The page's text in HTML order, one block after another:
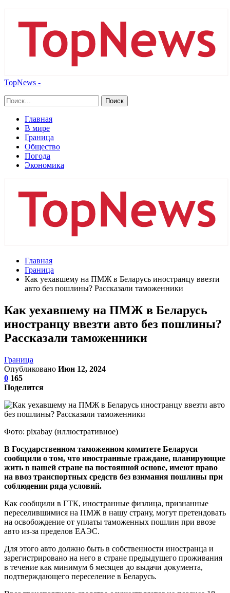
TopNews -
Главная
В мире
Граница
Общество
Погода
Экономика
Главная
Граница
Как уехавшему на ПМЖ в Беларусь иностранцу ввезти
авто без пошлины? Рассказали таможенники
Как уехавшему на ПМЖ в Беларусь
иностранцу ввезти авто без пошлины?
Рассказали таможенники
Граница
Опубликовано Июн 12, 2024
0 165
Поделится
Фото: pixabay (иллюстративное)
В Государственном таможенном комитете Беларуси
сообщили о том, что иностранные граждане, планирующие
жить в нашей стране на постоянной основе, имеют право
на ввоз транспортных средств без взимания пошлины при
соблюдении ряда условий.
Как сообщили в ГТК, иностранные физлица, признанные
переселившимися на ПМЖ в нашу страну, могут претендовать
на освобождение от уплаты таможенных пошлин при ввозе
авто из-за пределов ЕАЭС.
Для этого авто должно быть в собственности иностранца и
зарегистрировано на него в стране предыдущего проживания
в течение как минимум 6 месяцев до выдачи документа,
подтверждающего переселение в Беларусь.